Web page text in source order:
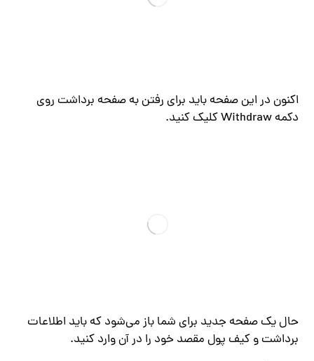
اکنون در این صفحه باید برای رفتن به صفحه برداشت روی
دکمه Withdraw کلیک کنید.
حال یک صفحه جدید برای شما باز می‌شود که باید اطلاعات
برداشت و کیف پول مقصد خود را در آن وارد کنید.